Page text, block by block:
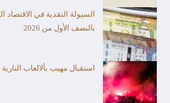
بالنصف الأول من 2026
استقبال مهيب بألالعاب